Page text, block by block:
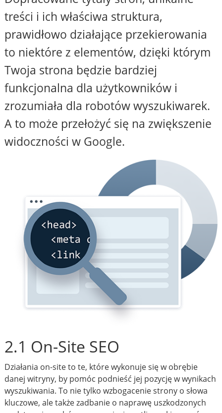
treści i ich właściwa struktura,
prawidłowo działające przekierowania
to niektóre z elementów, dzięki którym
Twoja strona będzie bardziej
funkcjonalna dla użytkowników i
zrozumiała dla robotów wyszukiwarek.
A to może przełożyć się na zwiększenie
widoczności w Google.
2.1 On-Site SEO
Działania on-site to te, które wykonuje się w obrębie
danej witryny, by pomóc podnieść jej pozycję w wynikach
wyszukiwania. To nie tylko wzbogacenie strony o słowa
kluczowe, ale także zadbanie o naprawę uszkodzonych